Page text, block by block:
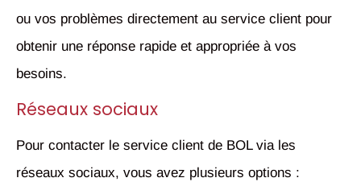
ou vos problèmes directement au service client pour
obtenir une réponse rapide et appropriée à vos
besoins.
Réseaux sociaux
Pour contacter le service client de BOL via les
réseaux sociaux, vous avez plusieurs options :